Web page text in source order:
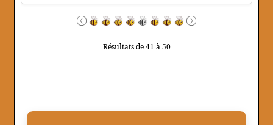
Résultats de 41 à 50